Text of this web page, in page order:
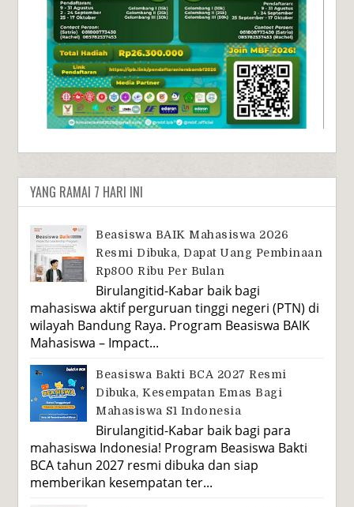
YANG RAMAI 7 HARI INI
Beasiswa BAIK Mahasiswa 2026
Resmi Dibuka, Dapat Uang Pembinaan
Rp800 Ribu Per Bulan
Birulangitid-Kabar baik bagi
mahasiswa aktif perguruan tinggi negeri (PTN) di
wilayah Bandung Raya. Program Beasiswa BAIK
Mahasiswa – Impact...
Beasiswa Bakti BCA 2027 Resmi
Dibuka, Kesempatan Emas Bagi
Mahasiswa S1 Indonesia
Birulangitid-Kabar baik bagi para
mahasiswa Indonesia! Program Beasiswa Bakti
BCA tahun 2027 resmi dibuka dan siap
memberikan kesempatan ter...